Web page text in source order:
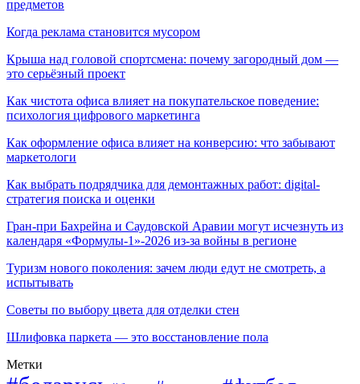
предметов
Когда реклама становится мусором
Крыша над головой спортсмена: почему загородный дом —
это серьёзный проект
Как чистота офиса влияет на покупательское поведение:
психология цифрового маркетинга
Как оформление офиса влияет на конверсию: что забывают
маркетологи
Как выбрать подрядчика для демонтажных работ: digital-
стратегия поиска и оценки
Гран-при Бахрейна и Саудовской Аравии могут исчезнуть из
календаря «Формулы-1»-2026 из-за войны в регионе
Туризм нового поколения: зачем люди едут не смотреть, а
испытывать
Советы по выбору цвета для отделки стен
Шлифовка паркета — это восстановление пола
Метки